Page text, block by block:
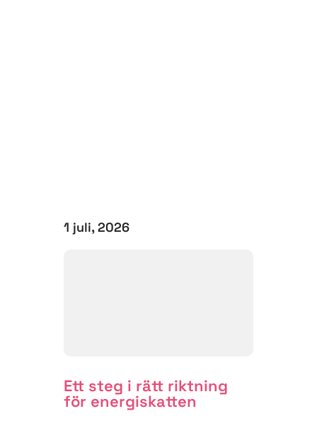
1 juli, 2026
Ett steg i rätt riktning
för energiskatten